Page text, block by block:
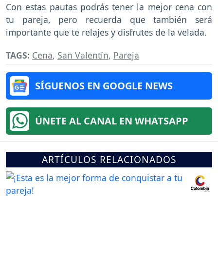
Con estas pautas podrás tener la mejor cena con
tu pareja, pero recuerda que también será
importante que te relajes y disfrutes de la velada.
TAGS: Cena, San Valentín, Pareja
SÍGUENOS EN GOOGLE NEWS
ÚNETE AL CANAL EN WHATSAPP
ARTÍCULOS RELACIONADOS